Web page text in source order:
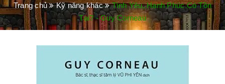
Trang chủ Kỹ năng khác
Tình Yêu, Hạnh Phúc Có Tồn
Tại? - Guy Corneau